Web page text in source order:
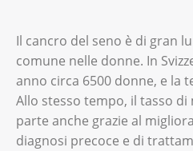
Il cancro del seno è di gran
comune nelle donne. In
anno circa 6500 donne, e la
Allo stesso tempo, il tasso
parte anche grazie al
diagnosi precoce e di